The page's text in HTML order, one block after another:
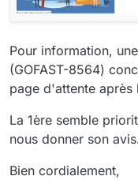
Pour information,
(GOFAST-8564)
page d'attente
La 1ère semble
nous donner son
Bien cordialement,